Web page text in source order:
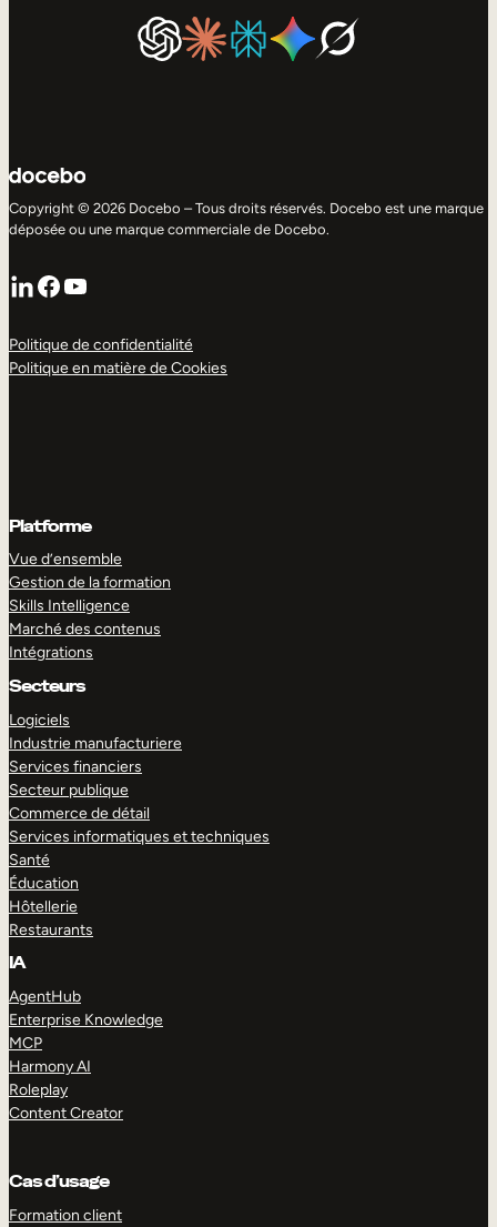
Copyright © 2026 Docebo – Tous droits réservés. Docebo est une marque
déposée ou une marque commerciale de Docebo.
LinkedIn
Facebook
YouTube
Politique de confidentialité
Politique en matière de Cookies
Platforme
Vue d’ensemble
Gestion de la formation
Skills Intelligence
Marché des contenus
Intégrations
Secteurs
Logiciels
Industrie manufacturiere
Services financiers
Secteur publique
Commerce de détail
Services informatiques et techniques
Santé
Éducation
Hôtellerie
Restaurants
IA
AgentHub
Enterprise Knowledge
MCP
Harmony AI
Roleplay
Content Creator
Cas d’usage
Formation client